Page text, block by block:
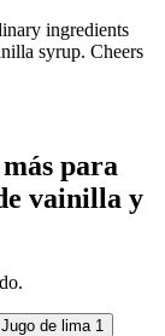
ingredients
syrup. Cheers
para
vainilla y
Jugo de lima 1